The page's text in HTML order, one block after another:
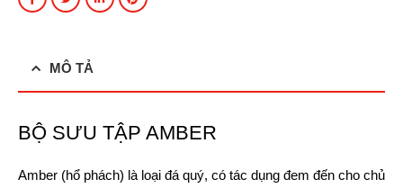
MÔ TẢ
BỘ SƯU TẬP AMBER
Amber (hổ phách) là loại đá quý, có tác dụng đem đến cho chủ